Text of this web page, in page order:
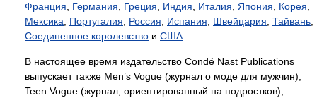
Франция, Германия, Греция, Индия, Италия, Япония, Корея,
Мексика, Португалия, Россия, Испания, Швейцария, Тайвань,
Соединенное королевство и США.
В настоящее время издательство Condé Nast Publications
выпускает также Men’s Vogue (журнал о моде для мужчин),
Teen Vogue (журнал, ориентированный на подростков),